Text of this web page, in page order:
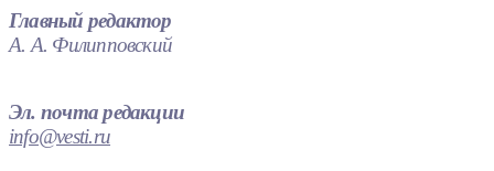
Главный редактор
А. А. Филипповский
Эл. почта редакции
info@vesti.ru